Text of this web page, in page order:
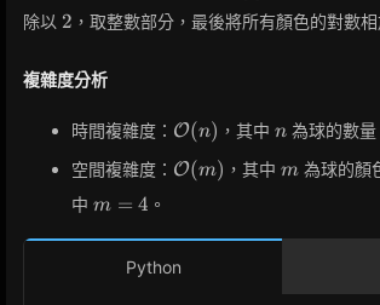
除以 2
2 ，取整數部分，最後將所有顏色的對數相
複雜度分析
時間複雜度： \mathcal{O}
O(n) ，其中n
n 為球的數
空間複雜度： \mathcal{O}
O(m) ，其中m
m 為球的顏
中 m
4
m = 4 。
Python